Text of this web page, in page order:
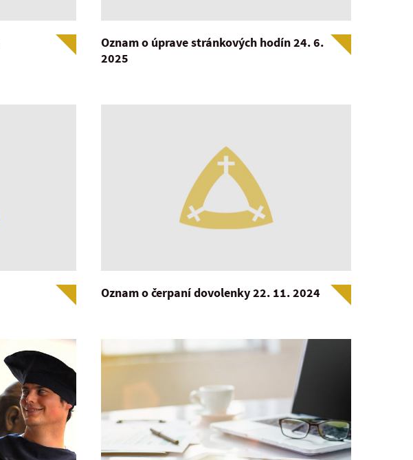
Oznam o úprave stránkových hodín 24. 6.
2025
Oznam o čerpaní dovolenky 22. 11. 2024